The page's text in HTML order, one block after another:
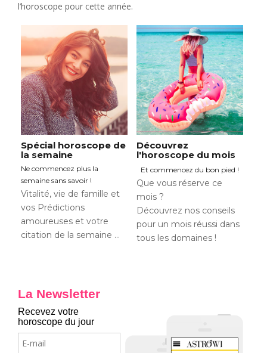
l’horoscope pour cette année.
Spécial horoscope de
la semaine
Ne commencez plus la
semaine sans savoir !
Vitalité, vie de famille et
vos Prédictions
amoureuses et votre
citation de la semaine …
Découvrez
l'horoscope du mois
Et commencez du bon pied !
Que vous réserve ce
mois ?
Découvrez nos conseils
pour un mois réussi dans
tous les domaines !
La Newsletter
Recevez votre
horoscope du jour
E-